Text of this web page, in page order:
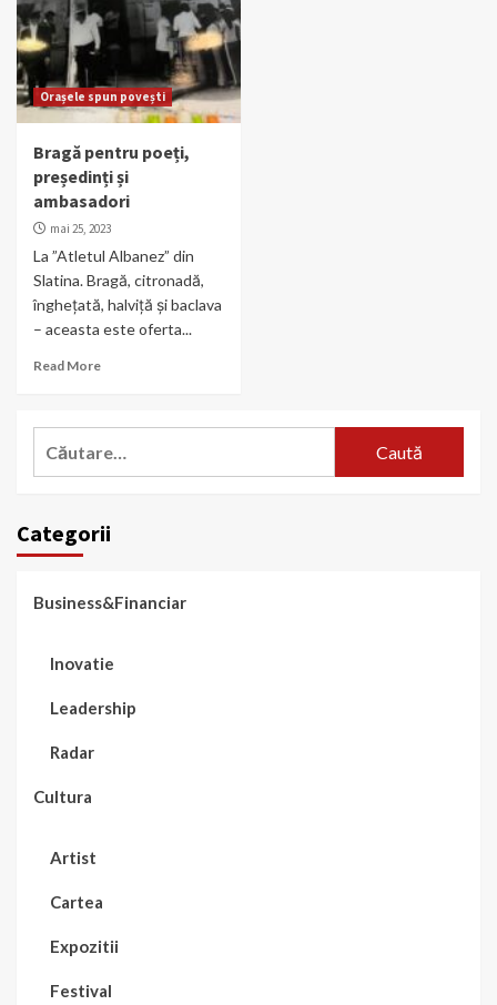
Orașele spun povești
Bragă pentru poeți,
președinți și
ambasadori
mai 25, 2023
La ”Atletul Albanez” din
Slatina. Bragă, citronadă,
înghețată, halviță și baclava
– aceasta este oferta...
Read More
Categorii
Business&Financiar
Inovatie
Leadership
Radar
Cultura
Artist
Cartea
Expozitii
Festival